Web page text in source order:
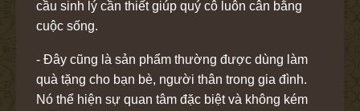
cầu sinh lý cần thiết giúp quý cô luôn cân bằng
cuộc sống.
- Đây cũng là sản phẩm thường được dùng làm
quà tặng cho bạn bè, người thân trong gia đình.
Nó thể hiện sự quan tâm đặc biệt và không kém